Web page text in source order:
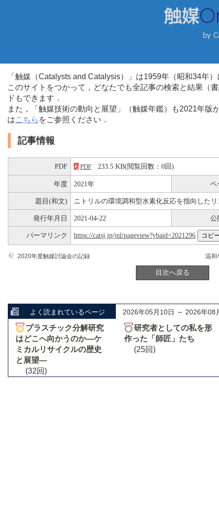
「触媒（Catalysts and Catalysis）」は1959年（昭和34年
このサイトをつかって，どなたでも全記事の検索と結果（
ドもできます．
また，「触媒技術の動向と展望」（触媒年鑑）も2021年
はこちら をご参照ください．
記事情報
PDF PDF 233.5 KB(閲覧回数：0回)
年度 2021年 ペ
題目(和文) ニトリルの環境調和型水素化反応を指向した
発行年月日 2021-04-22 公
パーマリンク https://catsj.jp/jnl/pageview?ybaid=2021296
2020年度触媒討論会の記録
目次へ戻る
よく読まれているページ 2026年05月10日 ～ 2026年08
プラスチック分解研究
はどこへ向かうのか―ケ
ミカルリサイクルの歴史
と展望―
(32回)
研究者としての私を形
作った「師匠」たち
(25回)